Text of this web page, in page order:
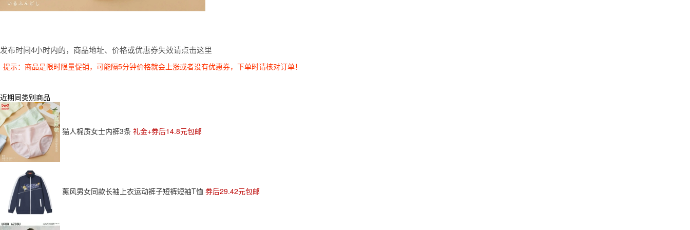
发布时间4小时内的，商品地址、价格或优惠券失效请点击这里
提示：商品是限时限量促销，可能隔5分钟价格就会上涨或者没有优惠券，下单时请核对订单！
近期同类别商品
猫人棉质女士内裤3条 礼金+券后14.8元包邮
薰风男女同款长袖上衣运动裤子短裤短袖T恤 券后29.42元包邮